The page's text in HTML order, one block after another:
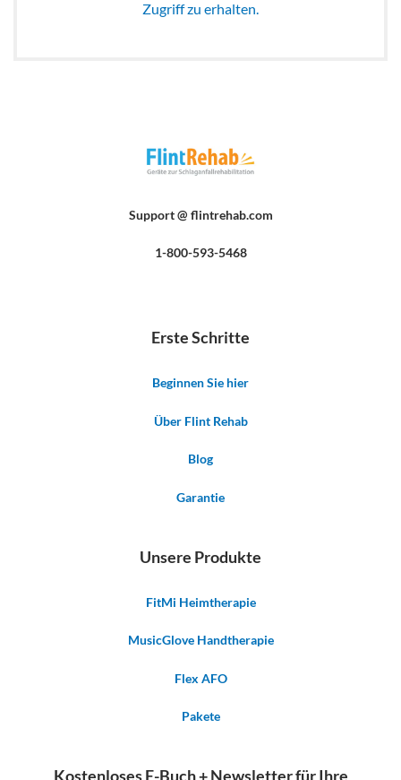
Zugriff zu erhalten.
Support @ flintrehab.com
1-800-593-5468
Erste Schritte
Beginnen Sie hier
Über Flint Rehab
Blog
Garantie
Unsere Produkte
FitMi Heimtherapie
MusicGlove Handtherapie
Flex AFO
Pakete
Kostenloses E-Buch + Newsletter für Ihre